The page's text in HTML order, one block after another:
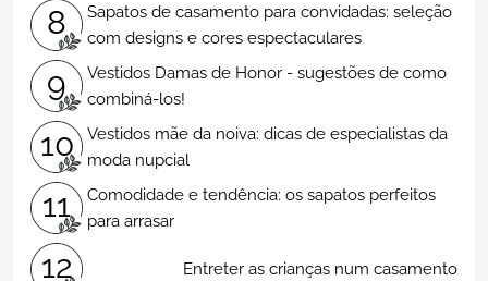
8
Sapatos de casamento para convidadas: seleção
com designs e cores espectaculares
9
Vestidos Damas de Honor - sugestões de como
combiná-los!
10
Vestidos mãe da noiva: dicas de especialistas da
moda nupcial
11
Comodidade e tendência: os sapatos perfeitos
para arrasar
12 Entreter as crianças num casamento